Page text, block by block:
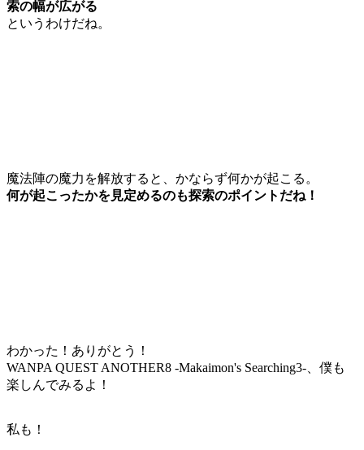
索の幅が広がる
というわけだね。
魔法陣の魔力を解放すると、かならず何かが起こる。
何が起こったかを見定めるのも探索のポイントだね！
わかった！ありがとう！
WANPA QUEST ANOTHER8 -Makaimon's Searching3-、僕も
楽しんでみるよ！
私も！